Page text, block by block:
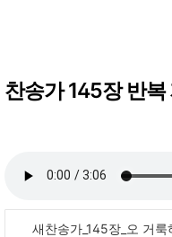
찬송가 145장 반
새찬송가_145장_오 거